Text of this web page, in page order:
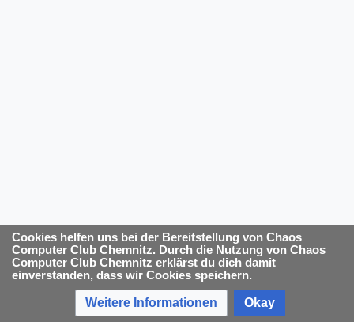
Cookies helfen uns bei der Bereitstellung von Chaos
Computer Club Chemnitz. Durch die Nutzung von Chaos
Computer Club Chemnitz erklärst du dich damit
einverstanden, dass wir Cookies speichern.
Weitere Informationen Okay